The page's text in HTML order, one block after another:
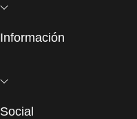
Información
Social